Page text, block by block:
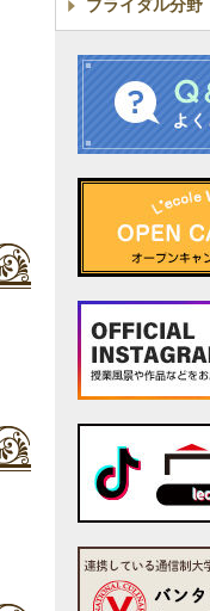
ブライダル分野